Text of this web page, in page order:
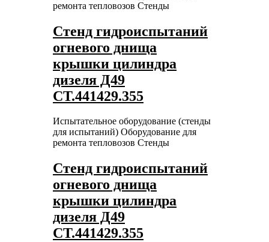
ремонта тепловозов Стенды
Стенд гидроиспытаний
огневого днища
крышки цилиндра
дизеля Д49
СТ.441429.355
Испытательное оборудование (стенды
для испытаний) Оборудование для
ремонта тепловозов Стенды
Стенд гидроиспытаний
огневого днища
крышки цилиндра
дизеля Д49
СТ.441429.355